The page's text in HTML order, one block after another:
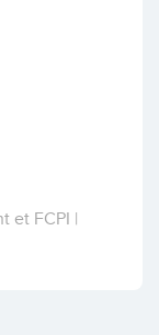
FCPI |